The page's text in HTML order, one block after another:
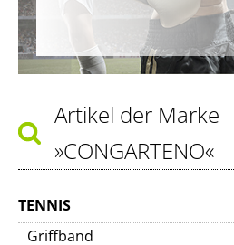
Artikel der Marke
»CONGARTENO«
TENNIS
Griffband